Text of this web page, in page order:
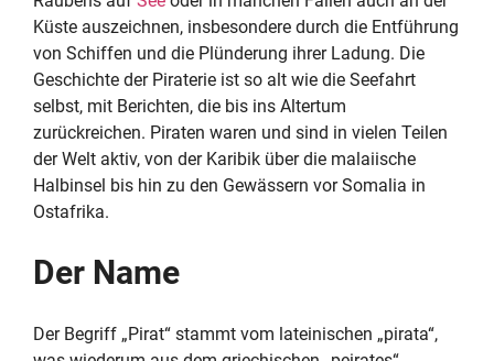
Küste auszeichnen, insbesondere durch die Entführung
von Schiffen und die Plünderung ihrer Ladung. Die
Geschichte der Piraterie ist so alt wie die Seefahrt
selbst, mit Berichten, die bis ins Altertum
zurückreichen. Piraten waren und sind in vielen Teilen
der Welt aktiv, von der Karibik über die malaiische
Halbinsel bis hin zu den Gewässern vor Somalia in
Ostafrika.
Der Name
Der Begriff „Pirat“ stammt vom lateinischen „pirata“,